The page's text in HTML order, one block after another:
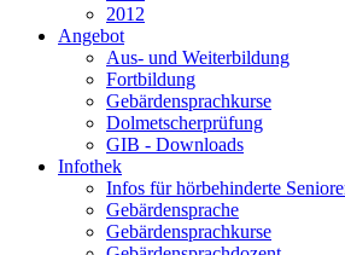
2012
Angebot
Aus- und Weiterbildung
Fortbildung
Gebärdensprachkurse
Dolmetscherprüfung
GIB - Downloads
Infothek
Infos für hörbehinderte
Gebärdensprache
Gebärdensprachkurse